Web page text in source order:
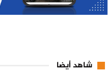
شاهد أيضا